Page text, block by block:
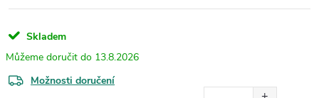
Skladem
13.8.2026
Možnosti doručení